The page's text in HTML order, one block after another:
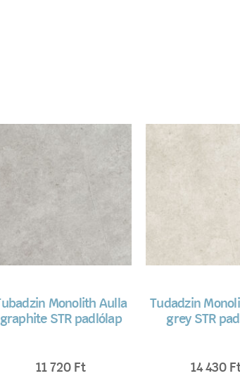
Tubadzin Monolith Aulla
graphite STR padlólap
11 720 Ft
Tudadzin
grey STR
14 430